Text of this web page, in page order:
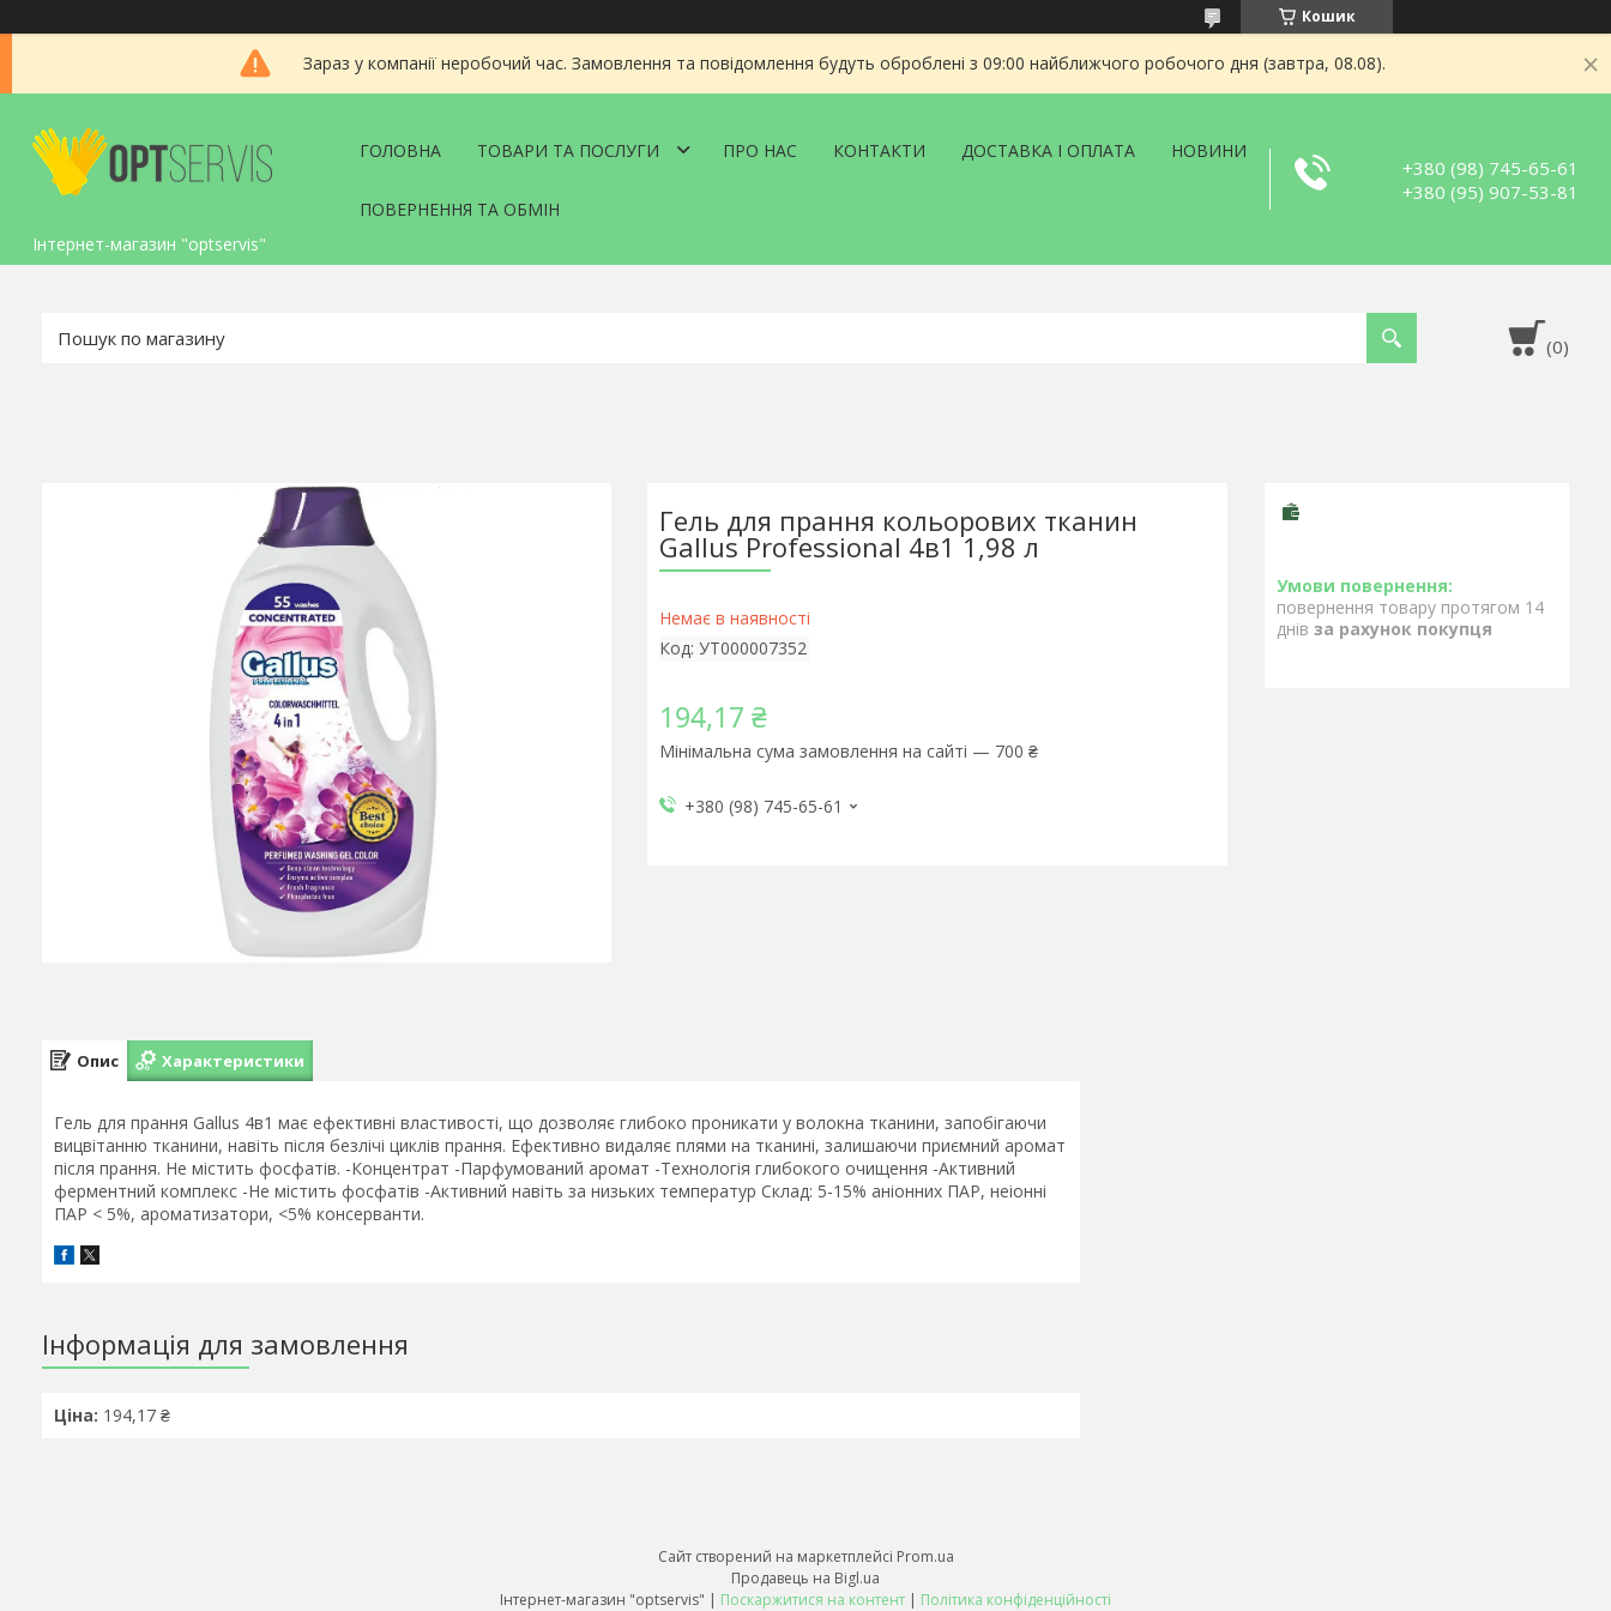
Кошик
Зараз у компанії неробочий час. Замовлення та повідомлення будуть оброблені з 09:00 найближчого робочого дня (завтра, 08.08).
Інтернет-магазин "optservis"
ГОЛОВНА ТОВАРИ ТА ПОСЛУГИ ПРО НАС КОНТАКТИ ДОСТАВКА І ОПЛАТА НОВИНИ
ПОВЕРНЕННЯ ТА ОБМІН
+380 (98) 745-65-61
+380 (95) 907-53-81
Гель для прання кольорових тканин
Gallus Professional 4в1 1,98 л
Немає в наявності
Код: УТ000007352
194,17 ₴
Мінімальна сума замовлення на сайті — 700 ₴
+380 (98) 745-65-61
повернення товару протягом 14
днів за рахунок покупця
Опис Характеристики
Гель для прання Gallus 4в1 має ефективні властивості, що дозволяє глибоко проникати у волокна тканини, запобігаючи
вицвітанню тканини, навіть після безлічі циклів прання. Ефективно видаляє плями на тканині, залишаючи приємний аромат
після прання. Не містить фосфатів. -Концентрат -Парфумований аромат -Технологія глибокого очищення -Активний
ферментний комплекс -Не містить фосфатів -Активний навіть за низьких температур Склад: 5-15% аніонних ПАР, неіонні
ПАР < 5%, ароматизатори, <5% консерванти.
Інформація для замовлення
Ціна: 194,17 ₴
Сайт створений на маркетплейсі Prom.ua
Продавець на Bigl.ua
Інтернет-магазин "optservis" | Поскаржитися на контент | Політика конфіденційності